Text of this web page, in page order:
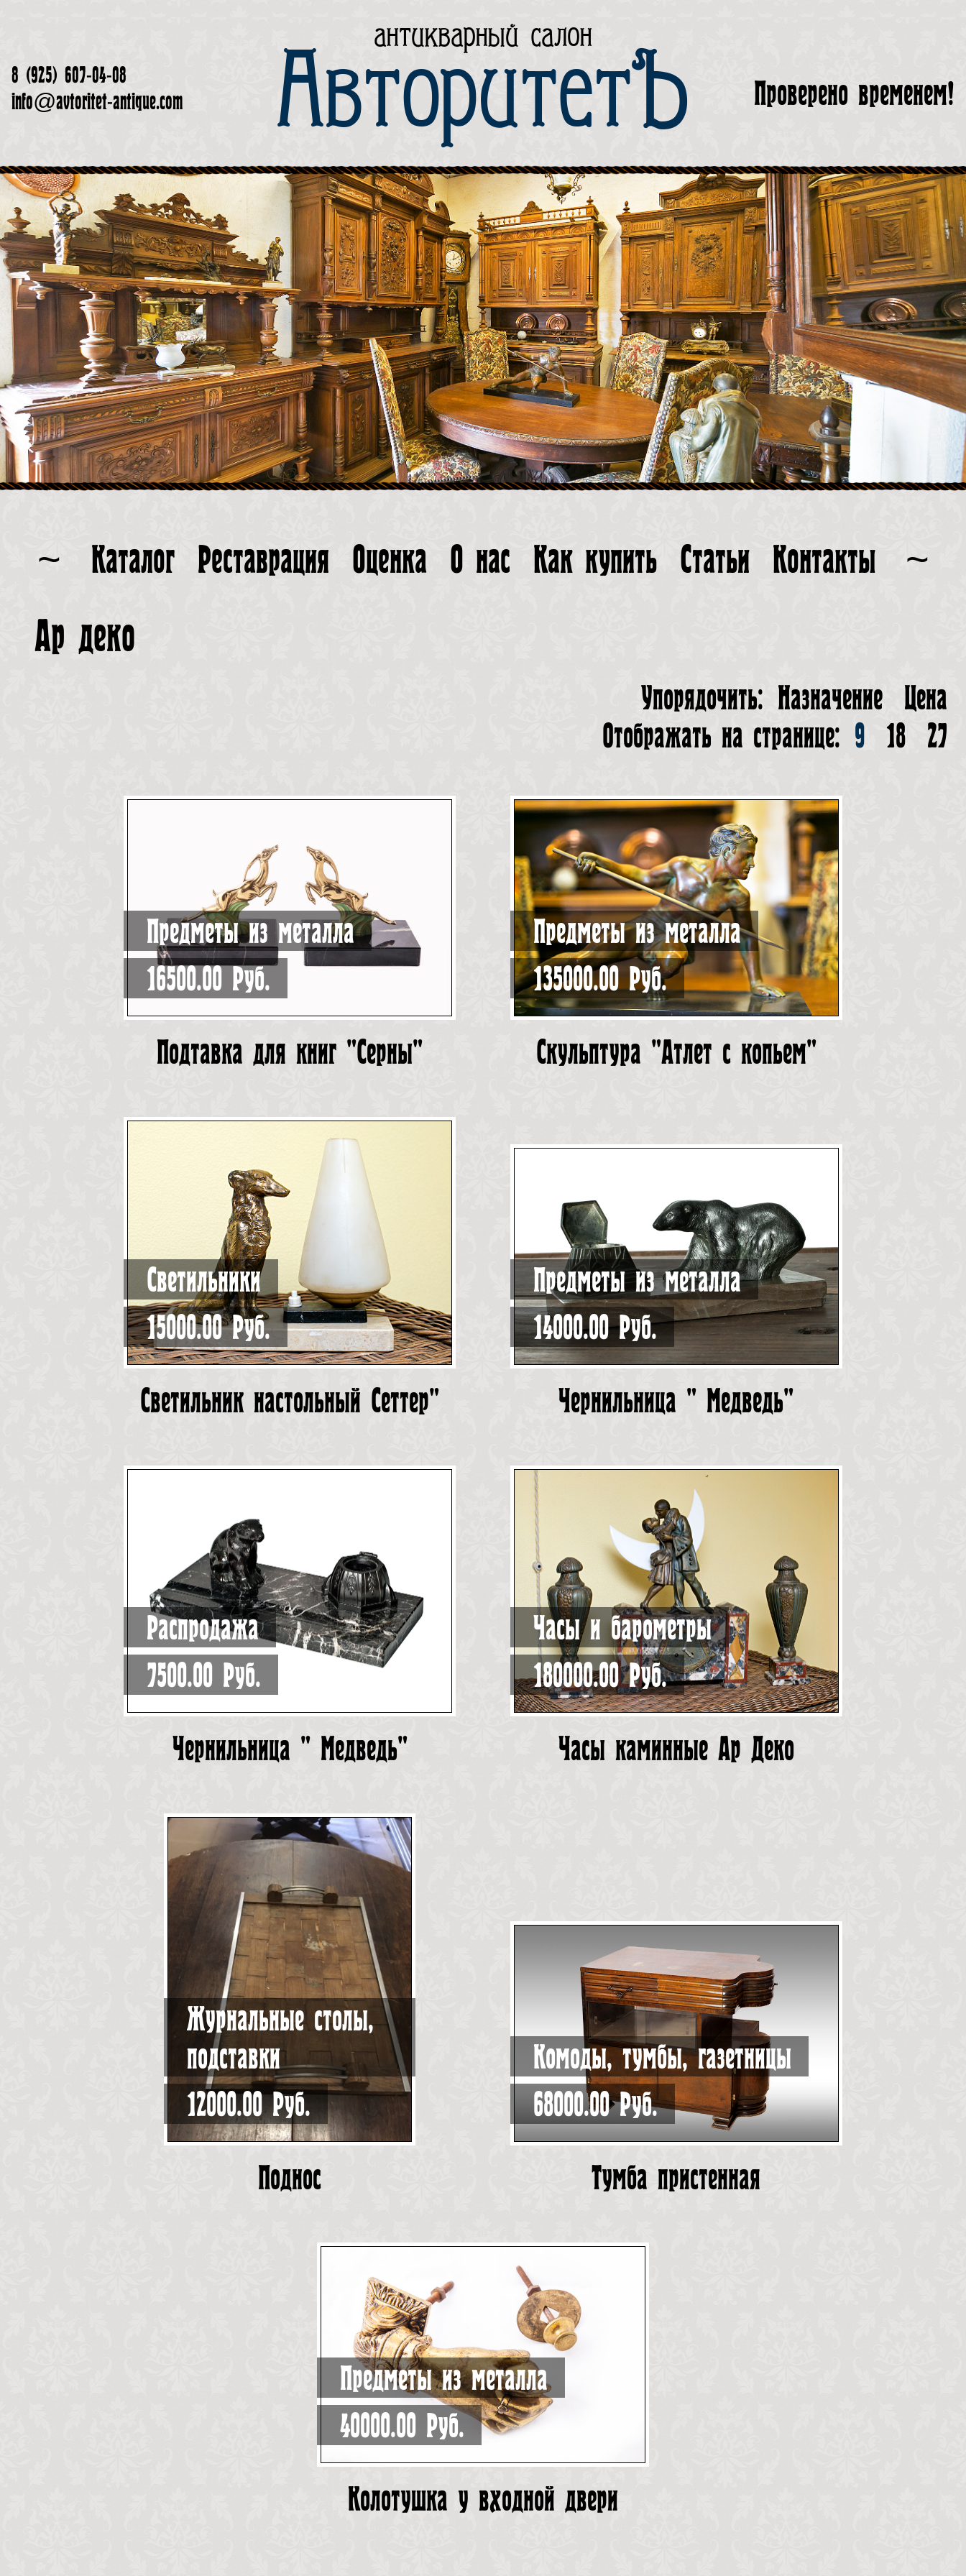
антикварный салон
АвторитетЪ Проверено временем!
8 (925) 607-04-08
info@avtoritet-antique.com
~ Каталог Реставрация Оценка О нас Как купить Статьи Контакты ~
Ар деко
Упорядочить: Назначение
Цена
Отображать на странице: 9 18 27
16500.00 Руб.
Предметы из металла
Подтавка для книг "Серны"
135000.00 Руб.
Предметы из металла
Скульптура "Атлет с копьем"
15000.00 Руб.
Светильники
Светильник настольный Сеттер"
14000.00 Руб.
Предметы из металла
Чернильница " Медведь"
7500.00 Руб.
Распродажа
Чернильница " Медведь"
180000.00 Руб.
Часы и барометры
Часы каминные Ар Деко
12000.00 Руб.
Журнальные столы,
подставки
Поднос
68000.00 Руб.
Комоды, тумбы, газетницы
Тумба пристенная
40000.00 Руб.
Предметы из металла
Колотушка у входной двери